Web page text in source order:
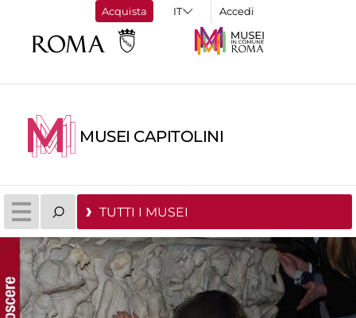
Acquista Accedi
MUSEI CAPITOLINI
TUTTI I MUSEI